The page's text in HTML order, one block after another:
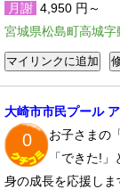
月謝 4,950 円～
宮城県松島町高城字
大崎市市民プール
0
お子さまの
「できた!
身の成長を応援しま